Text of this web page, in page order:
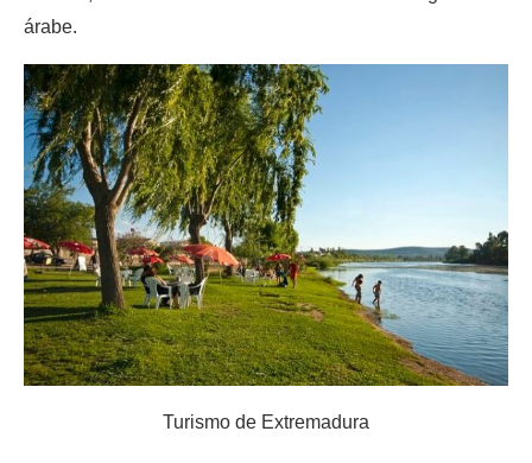
árabe.
Turismo de Extremadura